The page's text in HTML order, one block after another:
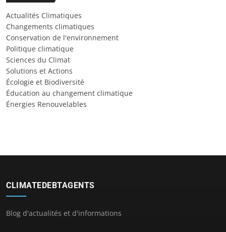
Actualités Climatiques
Changements climatiques
Conservation de l'environnement
Politique climatique
Sciences du Climat
Solutions et Actions
Écologie et Biodiversité
Éducation au changement climatique
Énergies Renouvelables
CLIMATEDEBTAGENTS
Blog d'actualités et d'informations